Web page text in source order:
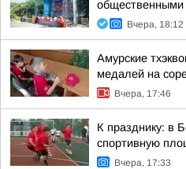
общественными
Вчера, 18:12
Амурские
медалей на
Вчера, 17:46
К празднику: в
спортивную
Вчера, 17:33